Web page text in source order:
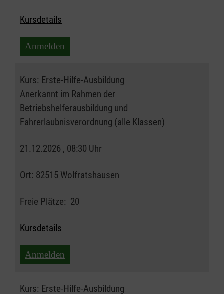
Kursdetails
Anmelden
Kurs: Erste-Hilfe-Ausbildung
Anerkannt im Rahmen der
Betriebshelferausbildung und
Fahrerlaubnisverordnung (alle Klassen)
21.12.2026 , 08:30 Uhr
Ort: 82515 Wolfratshausen
Freie Plätze: 20
Kursdetails
Anmelden
Kurs: Erste-Hilfe-Ausbildung